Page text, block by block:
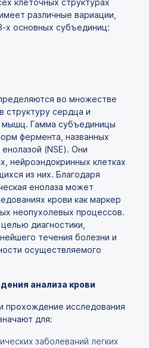
клеточных структурах
различные вариации,
х основных субъединиц:
во множестве
структуру сердца и
мышц. Гамма субъединицы
фермента, названных
(NSE). Они
нейроэндокринных клетках
из них. Благодаря
енолаза может
крови как маркер
неопухолевых процессов.
диагностики,
течения болезни и
осуществляемого
анализа крови
прохождение исследования
для:
заболеваний легких